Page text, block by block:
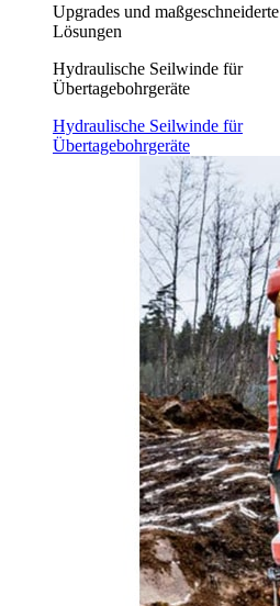
Upgrades und maßgeschneiderte
Lösungen
Hydraulische Seilwinde für
Übertagebohrgeräte
Hydraulische Seilwinde für
Übertagebohrgeräte